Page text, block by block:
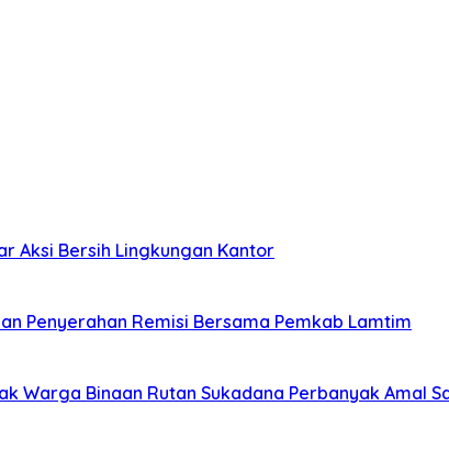
Aksi Bersih Lingkungan Kantor
Penyerahan Remisi Bersama Pemkab Lamtim
Warga Binaan Rutan Sukadana Perbanyak Amal